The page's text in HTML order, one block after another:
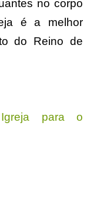
no corpo
é a melhor
do Reino de
para o